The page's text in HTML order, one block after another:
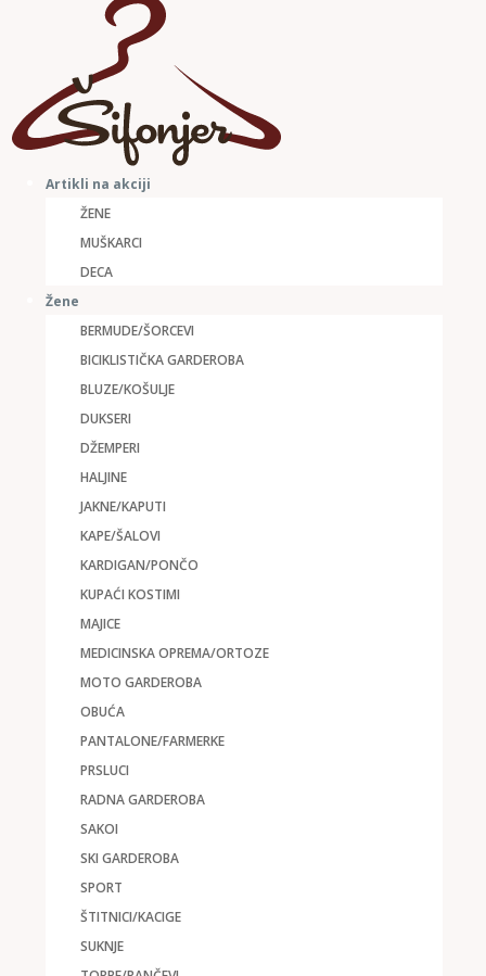
Artikli na akciji
ŽENE
MUŠKARCI
DECA
Žene
BERMUDE/ŠORCEVI
BICIKLISTIČKA GARDEROBA
BLUZE/KOŠULJE
DUKSERI
DŽEMPERI
HALJINE
JAKNE/KAPUTI
KAPE/ŠALOVI
KARDIGAN/PONČO
KUPAĆI KOSTIMI
MAJICE
MEDICINSKA OPREMA/ORTOZE
MOTO GARDEROBA
OBUĆA
PANTALONE/FARMERKE
PRSLUCI
RADNA GARDEROBA
SAKOI
SKI GARDEROBA
SPORT
ŠTITNICI/KACIGE
SUKNJE